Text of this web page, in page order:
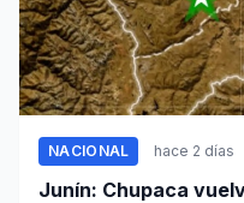
NACIONAL hace 2 días
Junín: Chupaca